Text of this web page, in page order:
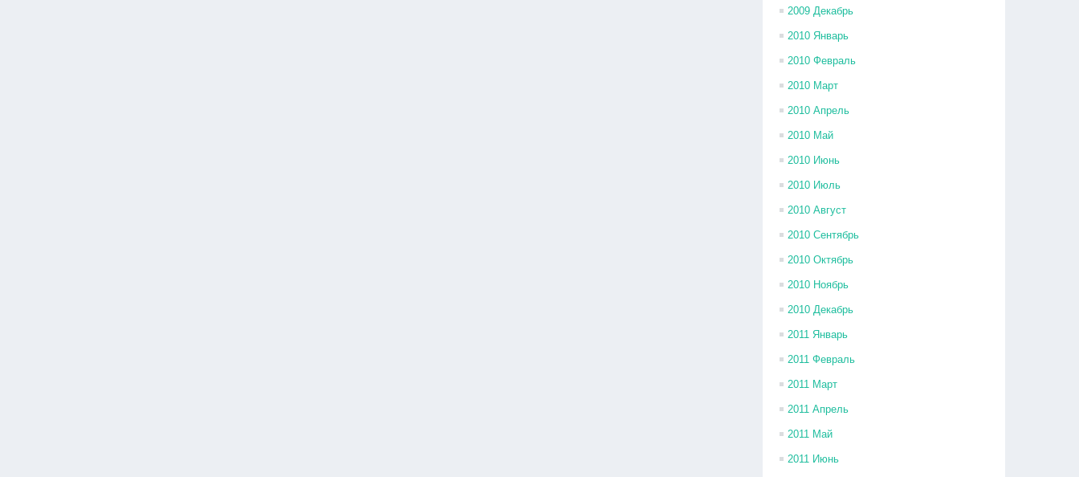
2009 Декабрь
2010 Январь
2010 Февраль
2010 Март
2010 Апрель
2010 Май
2010 Июнь
2010 Июль
2010 Август
2010 Сентябрь
2010 Октябрь
2010 Ноябрь
2010 Декабрь
2011 Январь
2011 Февраль
2011 Март
2011 Апрель
2011 Май
2011 Июнь